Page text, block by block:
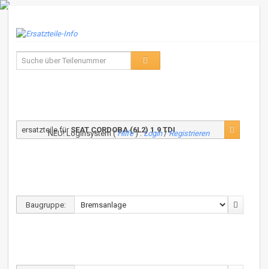
NEU! Loginsystem (Hilfe) :Login/Registrieren
ersatzteile für SEAT CORDOBA (6L2) 1.9 TDI
Baugruppe: